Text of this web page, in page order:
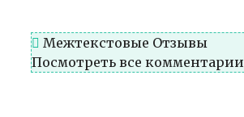
Межтекстовые Отзывы
Посмотреть все комментарии